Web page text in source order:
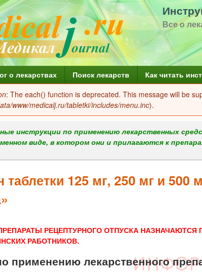
к
Все о
о лекарствах Поиск лекарств Как читать
: The each() function is deprecated. This message will be
www/medicalj.ru/tabletki/includes/menu.inc).
инструкции по применению лекарственных
виде, в котором они и прилагаются к
125 мг, 250 мг и 500
РЕЦЕПТУРНОГО ОТПУСКА
РАБОТНИКОВ.
применению лекарственного